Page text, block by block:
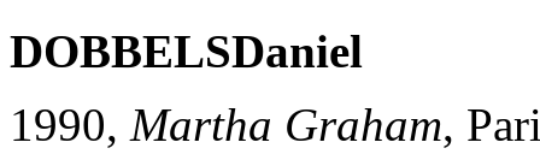
DOBBELSDaniel
1990, Martha Graham,